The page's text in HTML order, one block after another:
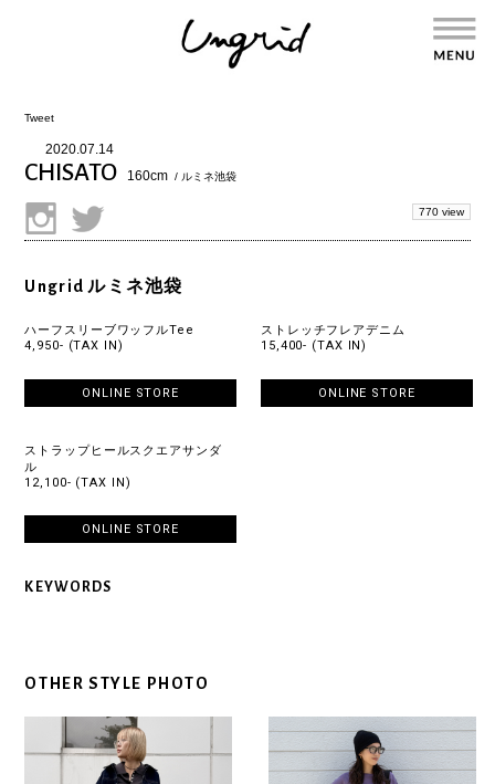
Tweet
2020.07.14
CHISATO 160cm / ルミネ池袋
770 view
Ungrid ルミネ池袋
ハーフスリーブワッフルTee
4,950- (TAX IN)
ONLINE STORE
ストレッチフレアデニム
15,400- (TAX IN)
ONLINE STORE
ストラップヒールスクエアサンダ
ル
12,100- (TAX IN)
ONLINE STORE
KEYWORDS
OTHER STYLE PHOTO